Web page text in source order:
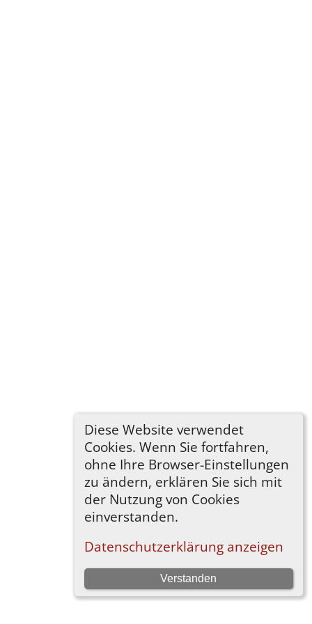
Diese Website verwendet
Cookies. Wenn Sie fortfahren,
ohne Ihre Browser-Einstellungen
zu ändern, erklären Sie sich mit
der Nutzung von Cookies
einverstanden.
Datenschutzerklärung anzeigen
Verstanden